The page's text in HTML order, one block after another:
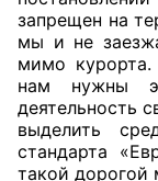
запрещен на
мы и не
мимо
нам нужны
деятельность
выделить
стандарта
такой дорогой